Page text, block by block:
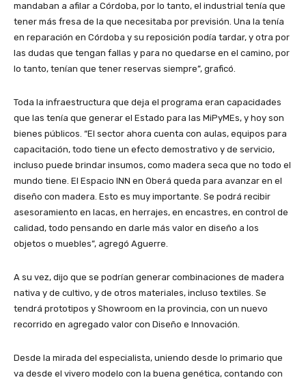
mandaban a afilar a Córdoba, por lo tanto, el industrial tenía que
tener más fresa de la que necesitaba por previsión. Una la tenía
en reparación en Córdoba y su reposición podía tardar, y otra por
las dudas que tengan fallas y para no quedarse en el camino, por
lo tanto, tenían que tener reservas siempre”, graficó.
Toda la infraestructura que deja el programa eran capacidades
que las tenía que generar el Estado para las MiPyMEs, y hoy son
bienes públicos. “El sector ahora cuenta con aulas, equipos para
capacitación, todo tiene un efecto demostrativo y de servicio,
incluso puede brindar insumos, como madera seca que no todo el
mundo tiene. El Espacio INN en Oberá queda para avanzar en el
diseño con madera. Esto es muy importante. Se podrá recibir
asesoramiento en lacas, en herrajes, en encastres, en control de
calidad, todo pensando en darle más valor en diseño a los
objetos o muebles”, agregó Aguerre.
A su vez, dijo que se podrían generar combinaciones de madera
nativa y de cultivo, y de otros materiales, incluso textiles. Se
tendrá prototipos y Showroom en la provincia, con un nuevo
recorrido en agregado valor con Diseño e Innovación.
Desde la mirada del especialista, uniendo desde lo primario que
va desde el vivero modelo con la buena genética, contando con